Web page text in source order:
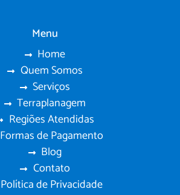
Menu
Home
Quem Somos
Serviços
Terraplanagem
Regiões Atendidas
Formas de Pagamento
Blog
Contato
Política de Privacidade